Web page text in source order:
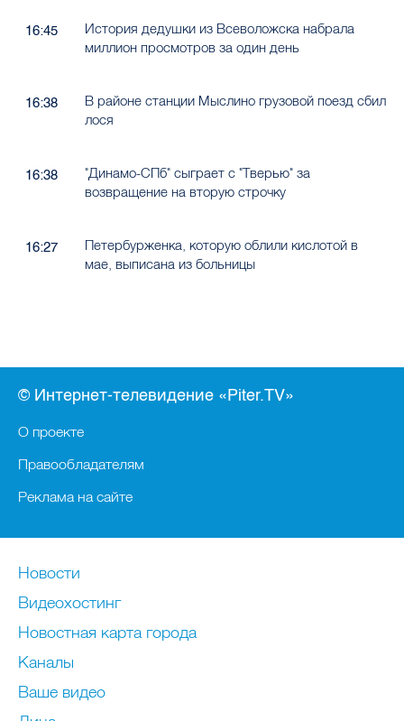
16:45
История дедушки из Всеволожска набрала
миллион просмотров за один день
16:38
В районе станции Мыслино грузовой поезд сбил
лося
16:38
"Динамо-СПб" сыграет с "Тверью" за
возвращение на вторую строчку
16:27
Петербурженка, которую облили кислотой в
мае, выписана из больницы
© Интернет-телевидение «Piter.TV»
О проекте
Правообладателям
Реклама на сайте
Новости
Видеохостинг
Новостная карта города
Каналы
Ваше видео